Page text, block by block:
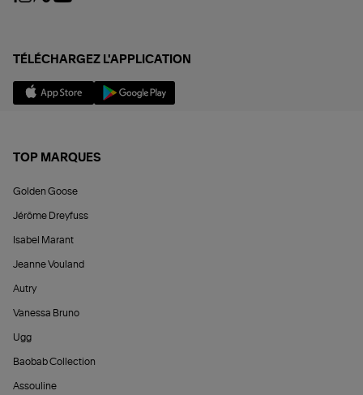
TÉLÉCHARGEZ L'APPLICATION
TOP MARQUES
Golden Goose
Jérôme Dreyfuss
Isabel Marant
Jeanne Vouland
Autry
Vanessa Bruno
Ugg
Baobab Collection
Assouline